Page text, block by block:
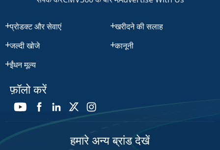
प्रोडक्ट और सेवाएं
जल्दी खोजे
ईंधन मूल्य
खरीदने की सलाह
कानूनी
फ़ॉलो करें
हमारे अन्य ब्रांड देखें